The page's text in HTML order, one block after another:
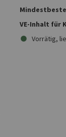
VE-Inhalt für
Vorrätig,